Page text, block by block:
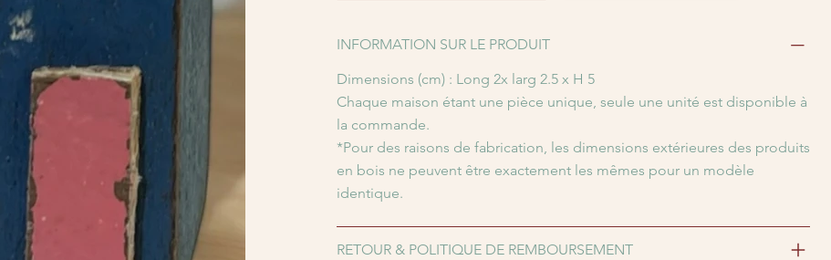
INFORMATION SUR LE PRODUIT
Dimensions (cm) : Long 2x larg 2.5 x H 5
Chaque maison étant une pièce unique, seule une unité est disponible à
la commande.
*Pour des raisons de fabrication, les dimensions extérieures des produits
en bois ne peuvent être exactement les mêmes pour un modèle
identique.
RETOUR & POLITIQUE DE REMBOURSEMENT